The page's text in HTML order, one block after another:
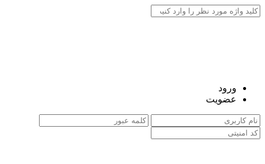
ورود
عضویت